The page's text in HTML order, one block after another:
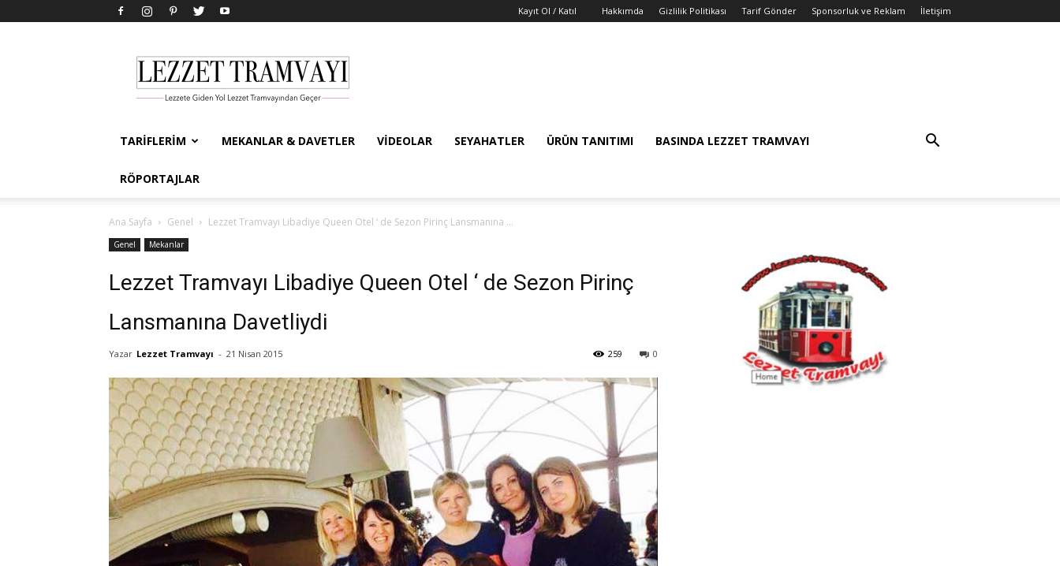
Kayıt Ol / Katıl Hakkımda Gizlilik Politikası Tarif Gönder Sponsorluk ve Reklam İletişim
Tramvayı
TARIFLERIM MEKANLAR & DAVETLER VIDEOLAR SEYAHATLER ÜRÜN TANITIMI BASINDA LEZZET TRAMVAYI
RÖPORTAJLAR
Ana Sayfa Genel Lezzet Tramvayı Libadiye Queen Otel ‘ de Sezon Pirinç Lansmanına ...
Genel Mekanlar
Lezzet Tramvayı Libadiye Queen Otel ‘ de Sezon Pirinç
Lansmanına Davetliydi
Yazar Lezzet Tramvayı - 21 Nisan 2015 0
259